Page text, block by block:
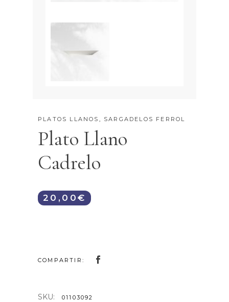
PLATOS LLANOS , SARGADELOS FERROL
Plato Llano
Cadrelo
20,00 €
COMPARTIR:
SKU: 01103092